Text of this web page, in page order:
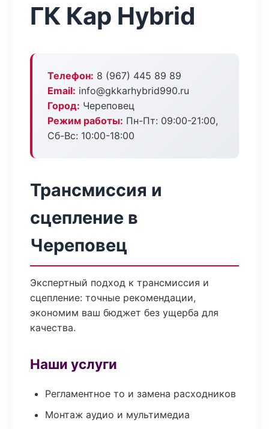
ГК Кар Hybrid
Телефон: 8 (967) 445 89 89
Email: info@gkkarhybrid990.ru
Город: Череповец
Режим работы: Пн-Пт: 09:00-21:00,
Сб-Вс: 10:00-18:00
Трансмиссия и
сцепление в
Череповец
Экспертный подход к трансмиссия и
сцепление: точные рекомендации,
экономим ваш бюджет без ущерба для
качества.
Наши услуги
Регламентное то и замена расходников
Монтаж аудио и мультимедиа